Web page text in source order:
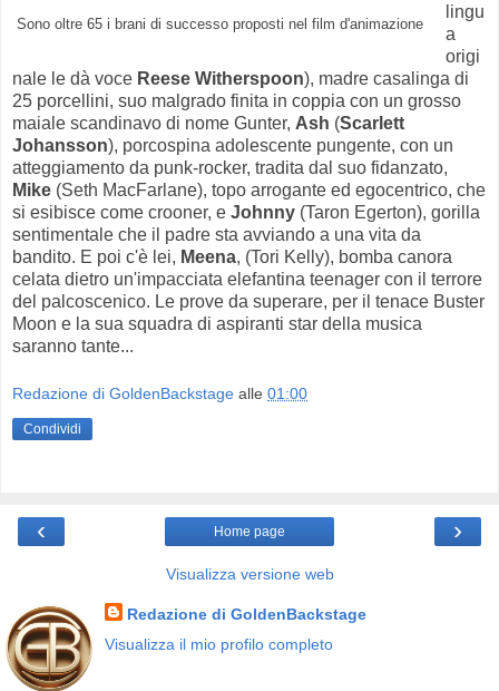
Sono oltre 65 i brani di successo proposti nel film d'animazione
lingu
a
origi
nale le dà voce Reese Witherspoon), madre casalinga di
25 porcellini, suo malgrado finita in coppia con un grosso
maiale scandinavo di nome Gunter, Ash (Scarlett
Johansson), porcospina adolescente pungente, con un
atteggiamento da punk-rocker, tradita dal suo fidanzato,
Mike (Seth MacFarlane), topo arrogante ed egocentrico, che
si esibisce come crooner, e Johnny (Taron Egerton), gorilla
sentimentale che il padre sta avviando a una vita da
bandito. E poi c'è lei, Meena, (Tori Kelly), bomba canora
celata dietro un'impacciata elefantina teenager con il terrore
del palcoscenico. Le prove da superare, per il tenace Buster
Moon e la sua squadra di aspiranti star della musica
saranno tante...
Redazione di GoldenBackstage alle 01:00
Condividi
‹ ›
Home page
Visualizza versione web
Redazione di GoldenBackstage
Visualizza il mio profilo completo